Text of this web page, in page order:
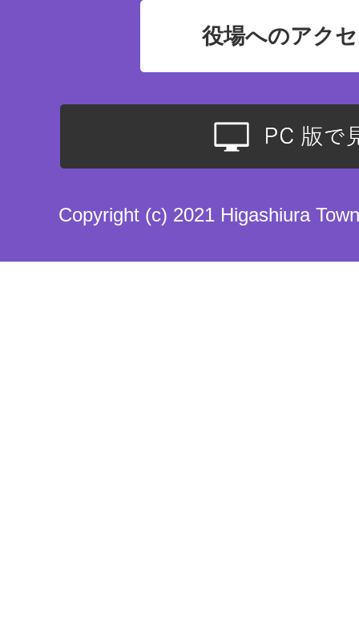
役場へのアク
Copyright (c) 2021 Higashiura